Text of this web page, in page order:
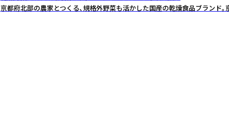
京都府北部の農家とつくる、規格外野菜も活かした国産の乾燥食品ブランド。